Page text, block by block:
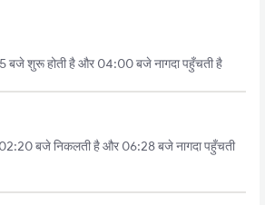
बजे शुरू होती है और 04:00 बजे नागदा पहुँचती है
02:20 बजे निकलती है और 06:28 बजे नागदा पहुँचती